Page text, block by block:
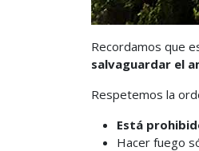
Recordamos que
salvaguardar el
Respetemos la
Está
Hacer fuego